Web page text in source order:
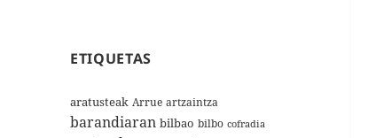
ETIQUETAS
aratusteak Arrue artzaintza
barandiaran bilbao bilbo cofradia